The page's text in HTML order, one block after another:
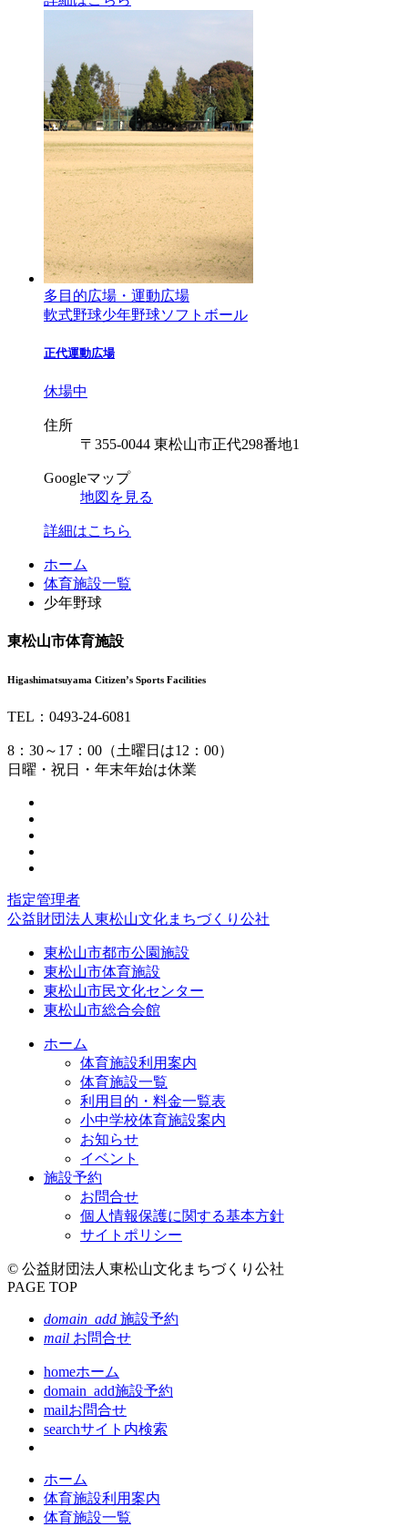
多目的広場・運動広場
軟式野球少年野球ソフトボール
正代運動広場
休場中
住所
〒355-0044 東松山市正代298番地1
Googleマップ
地図を見る
詳細はこちら
ツ
文
先
へ
戻
先
へ
る
ホーム
体育施設一覧
少年野球
東松山市体育施設
Higashimatsuyama Citizen’s Sports Facilities
TEL： 0493-24-6081
8：30～17：00（土曜日は12：00）
日曜・祝日・年末年始は休業
指定管理者
公益財団法人東松山文化まちづくり公社
東松山市都市公園施設
東松山市体育施設
東松山市民文化センター
東松山市総合会館
ホーム
体育施設利用案内
体育施設一覧
利用目的・料金一覧表
小中学校体育施設案内
お知らせ
イベント
施設予約
お問合せ
個人情報保護に関する基本方針
サイトポリシー
© 公益財団法人東松山文化まちづくり公社
PAGE TOP
domain_add 施設予約
mail お問合せ
homeホーム
domain_add施設予約
mailお問合せ
searchサイト内検索
ホーム
体育施設利用案内
体育施設一覧